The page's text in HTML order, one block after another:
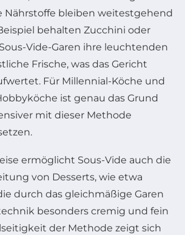
Nährstoffe bleiben weitestgehend
behalten Zucchini oder
Vide-Garen ihre leuchtenden
Frische, was das Gericht
Für Millennial-Köche und
ist genau das Grund
mit dieser Methode
ermöglicht Sous-Vide auch die
von Desserts, wie etwa
durch das gleichmäßige Garen
besonders cremig und fein
der Methode zeigt sich